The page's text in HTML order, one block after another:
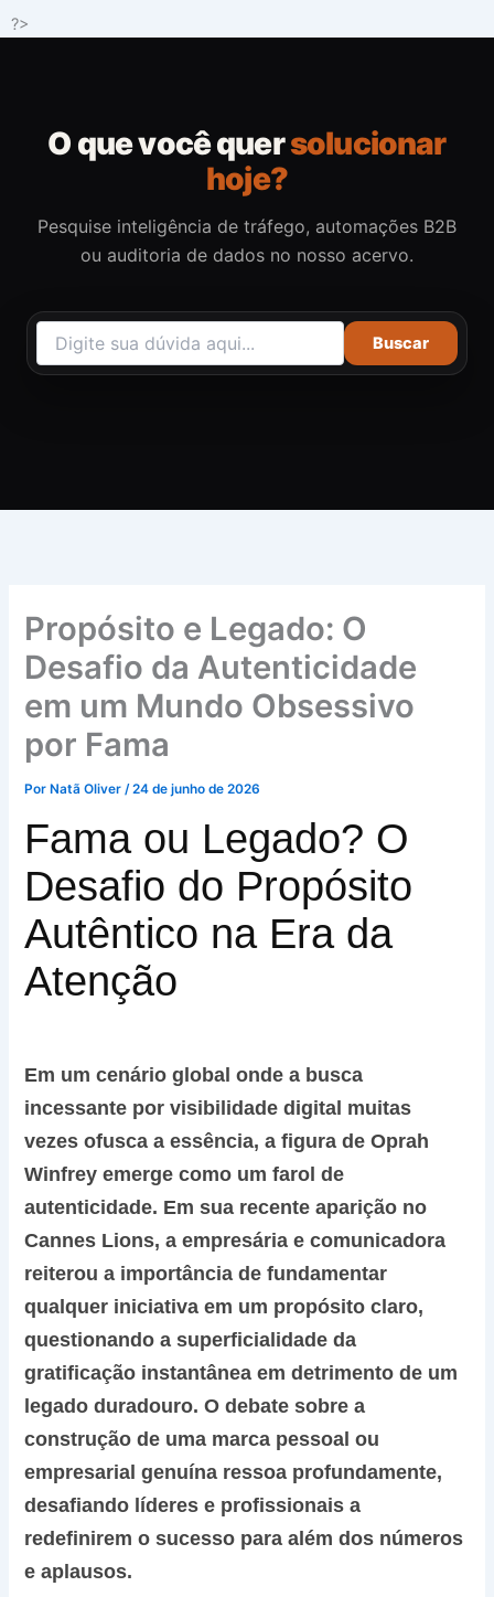
para
?>
O que você quersolucionar
hoje?
Pesquise inteligência de tráfego, automações B2B
ou auditoria de dados no nosso acervo.
Buscar
Propósito e Legado: O
Desafio da Autenticidade
em um Mundo Obsessivo
por Fama
Por Natã Oliver/24 de junho de 2026
Fama ou Legado? O
Desafio do Propósito
Autêntico na Era da
Atenção
Em um cenário global onde a busca
incessante por visibilidade digital muitas
vezes ofusca a essência, a figura de Oprah
Winfrey emerge como um farol de
autenticidade. Em sua recente aparição no
Cannes Lions, a empresária e comunicadora
reiterou a importância de fundamentar
qualquer iniciativa em um propósito claro,
questionando a superficialidade da
gratificação instantânea em detrimento de um
legado duradouro. O debate sobre a
construção de uma marca pessoal ou
empresarial genuína ressoa profundamente,
desafiando líderes e profissionais a
redefinirem o sucesso para além dos números
e aplausos.